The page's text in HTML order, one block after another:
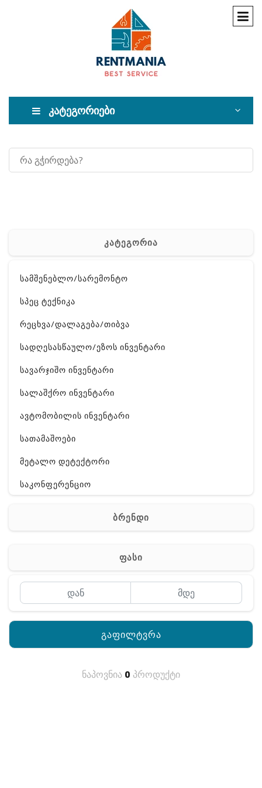
კატეგორიები
კატეგორია
სამშენებლო/სარემონტო
სპეც ტექნიკა
რეცხვა/დალაგება/თიბვა
სადღესასწაულო/ეზოს ინვენტარი
სავარჯიშო ინვენტარი
სალაშქრო ინვენტარი
ავტომობილის ინვენტარი
სათამაშოები
მეტალო დეტექტორი
საკონფერენციო
რაცია
ბრენდი
ფასი
გაფილტვრა
ნაპოვნია0 პროდუქტი